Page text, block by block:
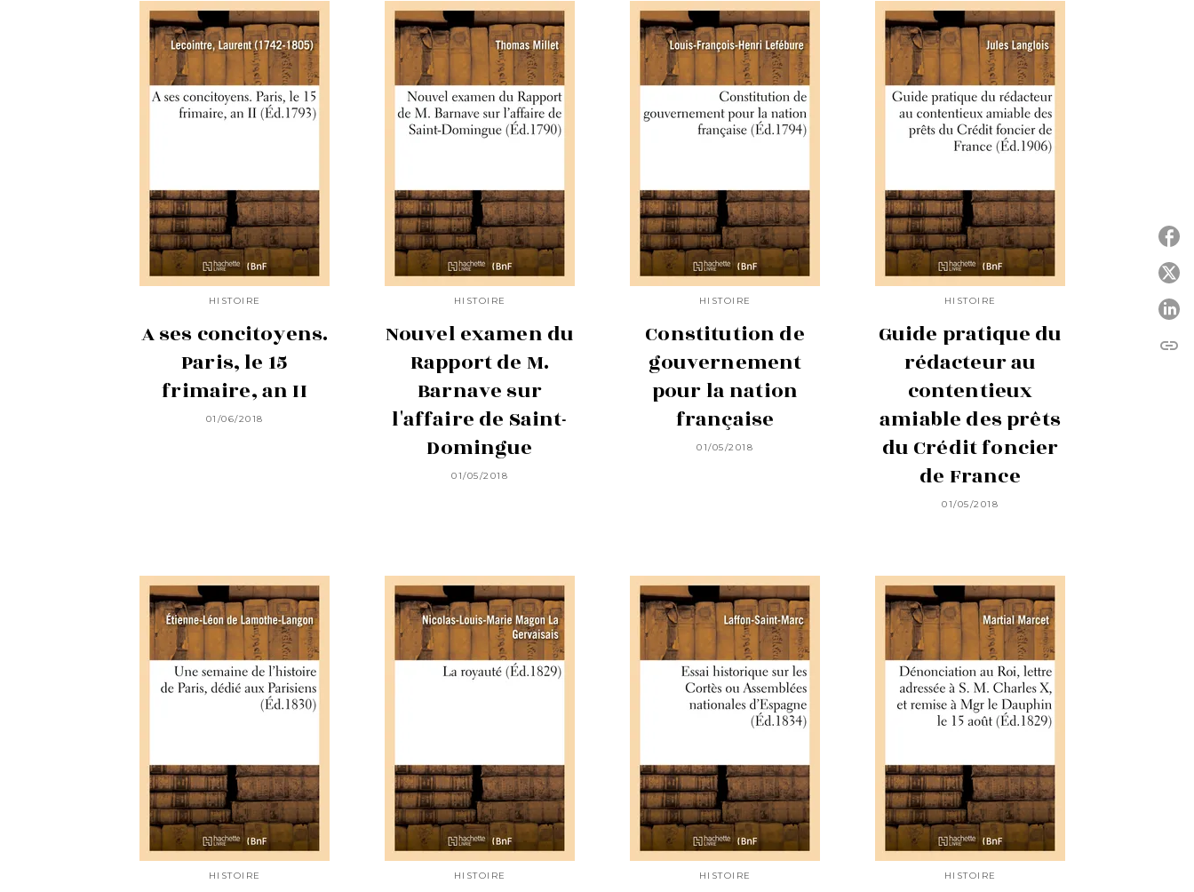
HISTOIRE
A ses concitoyens.
Paris, le 15
frimaire, an II
01/06/2018
HISTOIRE
Nouvel examen du
Rapport de M.
Barnave sur
l'affaire de Saint-
Domingue
01/05/2018
HISTOIRE
Constitution de
gouvernement
pour la nation
française
01/05/2018
HISTOIRE
Guide pratique du
rédacteur au
contentieux
amiable des prêts
du Crédit foncier
de France
01/05/2018
HISTOIRE HISTOIRE HISTOIRE HISTOIRE
link